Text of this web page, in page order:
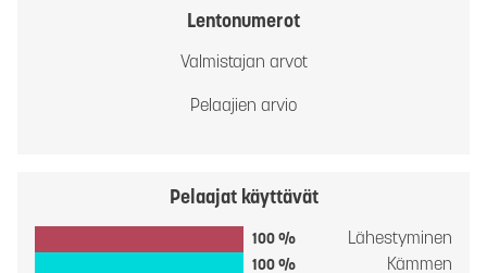
Lentonumerot
Valmistajan arvot
Pelaajien arvio
Pelaajat käyttävät
100 % Lähestyminen
100 % Kämmen